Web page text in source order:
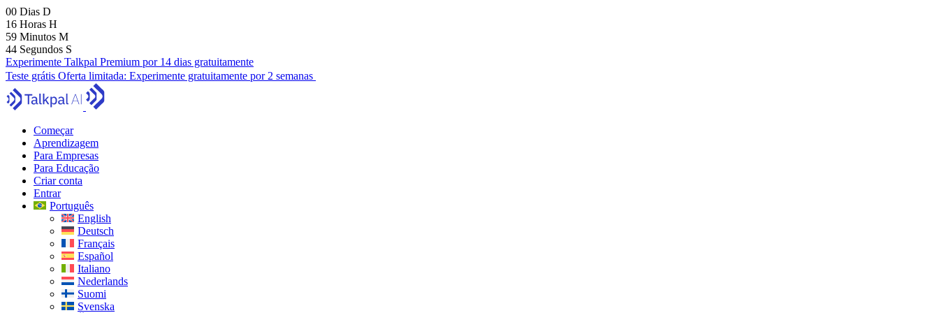
00 Dias D
16 Horas H
59 Minutos M
43 Segundos S
Experimente Talkpal Premium por 14 dias gratuitamente
Teste grátis Oferta limitada: Experimente gratuitamente por 2 semanas
Começar
Aprendizagem
Para Empresas
Para Educação
Criar conta
Entrar
Português
English
Deutsch
Français
Español
Italiano
Nederlands
Suomi
Svenska